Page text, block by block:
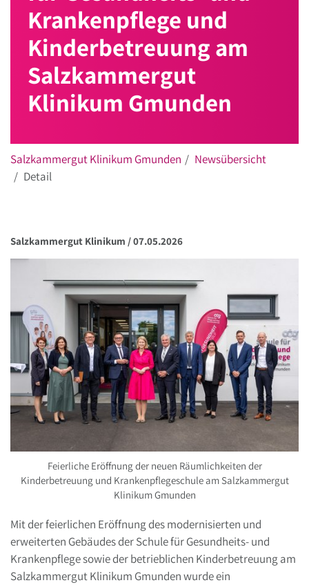
Krankenpflege und
Kinderbetreuung am
Salzkammergut
Klinikum Gmunden
Salzkammergut Klinikum Gmunden
Newsübersicht
Detail
Salzkammergut Klinikum /07.05.2026
Feierliche Eröffnung der neuen Räumlichkeiten der
Kinderbetreuung und Krankenpflegeschule am Salzkammergut
Klinikum Gmunden
Mit der feierlichen Eröffnung des modernisierten und
erweiterten Gebäudes der Schule für Gesundheits- und
Krankenpflege sowie der betrieblichen Kinderbetreuung am
Salzkammergut Klinikum Gmunden wurde ein